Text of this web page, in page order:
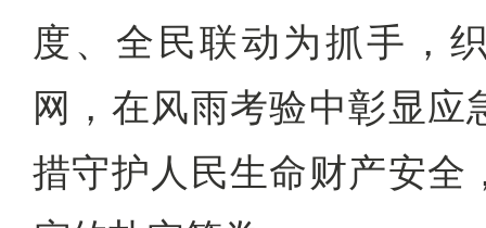
度、全民联动为抓手，
网，在风雨考验中彰显应
措守护人民生命财产安全